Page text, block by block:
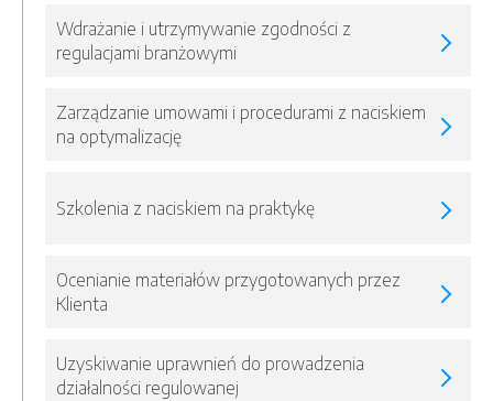
Wdrażanie i utrzymywanie zgodności z
regulacjami branżowymi
Zarządzanie umowami i procedurami z naciskiem
na optymalizację
Szkolenia z naciskiem na praktykę
Ocenianie materiałów przygotowanych przez
Klienta
Uzyskiwanie uprawnień do prowadzenia
działalności regulowanej